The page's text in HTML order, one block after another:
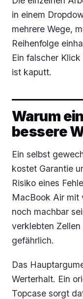
in einem
mehrere Wege,
Reihenfolge
Ein falscher
ist kaputt.
Warum
bessere
Ein selbst
kostet Garantie
Risiko eines
MacBook Air mit
noch machbar
verklebten
gefährlich.
Das
Werterhalt. Ein
Topcase sorgt